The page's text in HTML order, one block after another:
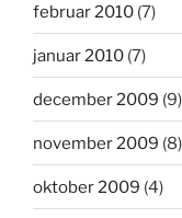
februar 2010 (7)
januar 2010 (7)
december 2009 (9)
november 2009 (8)
oktober 2009 (4)